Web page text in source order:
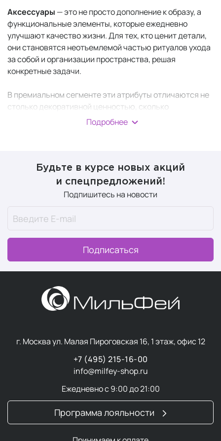
Аксессуары — это не просто дополнение к образу, а
функциональные элементы, которые ежедневно
улучшают качество жизни. Для тех, кто ценит детали,
они становятся неотъемлемой частью ритуалов ухода
за собой и организации пространства, решая
конкретные задачи.
В премиальном сегменте эти атрибуты отличаются не
столько декоративной ценностью, сколько
продуманной конструкцией, высоким уровнем
исполнения, долговечностью и способностью сделать
Они созданы для тех, кто предпочитает качество и
понимает, что истинная роскошь проявляется в том,
как вещь служит изо дня в день. Это не показные
предметы, а надежные инструменты для тех, кто ценит
порядок и практичность в сочетании с эстетикой.
Аксессуары можно интегрировать в повседневные
ритуалы. Они эргономичны и долговечны, а их
ценность становится очевидной в процессе
эксплуатации.
Аксессуары для волос
а важные элементы стиля, которые подчеркивают
индивидуальность и делают образ безупречным:
Разнообразие форм и назначений
впечатляет: заколки-крабы, "бананы" и зажимы
подходят как для повседневных, так и для
вечерних причесок.
Функциональныерезинкинезаменимы для
создания хвостов, пучков и кос, обеспечивая
Подробнее
Будьте в курсе новых акций
и спецпредложений!
Подпишитесь на новости
Подписаться
г. Москва ул. Малая Пироговская 16, 1 этаж, офис 12
+7 (495) 215-16-00
info@milfey-shop.ru
Ежедневно с 9:00 до 21:00
Программа лояльности